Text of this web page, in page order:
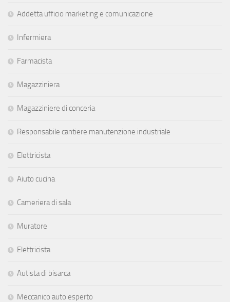
Addetta ufficio marketing e comunicazione
Infermiera
Farmacista
Magazziniera
Magazziniere di conceria
Responsabile cantiere manutenzione industriale
Elettricista
Aiuto cucina
Cameriera di sala
Muratore
Elettricista
Autista di bisarca
Meccanico auto esperto